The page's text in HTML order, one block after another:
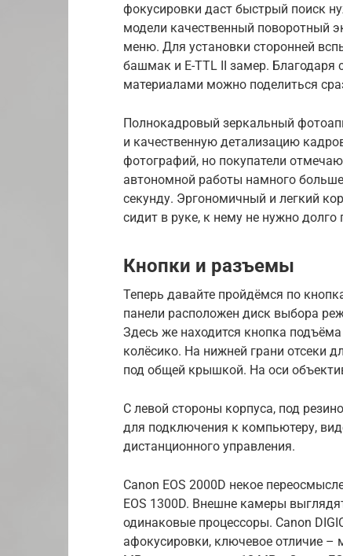
фокусировки даст быстрый поиск
модели качественный поворотный
меню. Для установки сторонней
башмак и E-TTL II замер. Благодаря
материалами можно поделиться
Полнокадровый зеркальный
и качественную детализацию
фотографий, но покупатели
автономной работы намного
секунду. Эргономичный и легкий
сидит в руке, к нему не нужно долго
Кнопки и разъемы
Теперь давайте пройдёмся по
панели расположен диск выбора
Здесь же находится кнопка
колёсико. На нижней грани отсеки
под общей крышкой. На оси
С левой стороны корпуса, под
для подключения к компьютеру,
дистанционного управления.
Canon EOS 2000D некое
EOS 1300D. Внешне камеры
одинаковые процессоры. Canon
афокусировки, ключевое отличие –